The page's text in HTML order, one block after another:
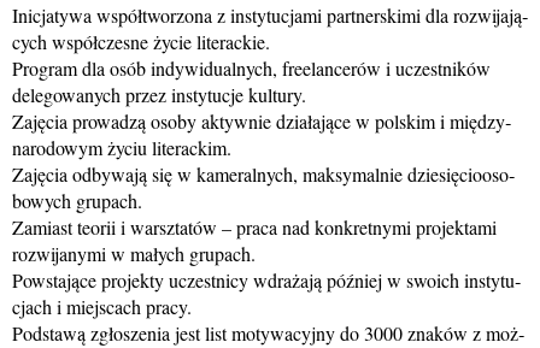
Ini­cja­ty­wa współ­two­rzo­na z insty­tu­cja­mi part­ner­ski­mi dla roz­wi­ja­ją­
cych współ­cze­sne życie lite­rac­kie.
Pro­gram dla osób indy­wi­du­al­nych, fre­elan­ce­rów i uczest­ni­ków
dele­go­wa­nych przez insty­tu­cje kul­tu­ry.
Zaję­cia pro­wa­dzą oso­by aktyw­nie dzia­ła­ją­ce w pol­skim i mię­dzy­
na­ro­do­wym życiu lite­rac­kim.
Zaję­cia odby­wa­ją się w kame­ral­nych, mak­sy­mal­nie dzie­się­cio­oso­
bo­wych gru­pach.
Zamiast teo­rii i warsz­ta­tów – pra­ca nad kon­kret­ny­mi pro­jek­ta­mi
roz­wi­ja­ny­mi w małych gru­pach.
Powsta­ją­ce pro­jek­ty uczest­ni­cy wdra­ża­ją póź­niej w swo­ich insty­tu­
cjach i miej­scach pra­cy.
Pod­sta­wą zgło­sze­nia jest list moty­wa­cyj­ny do 3000 zna­ków z moż­